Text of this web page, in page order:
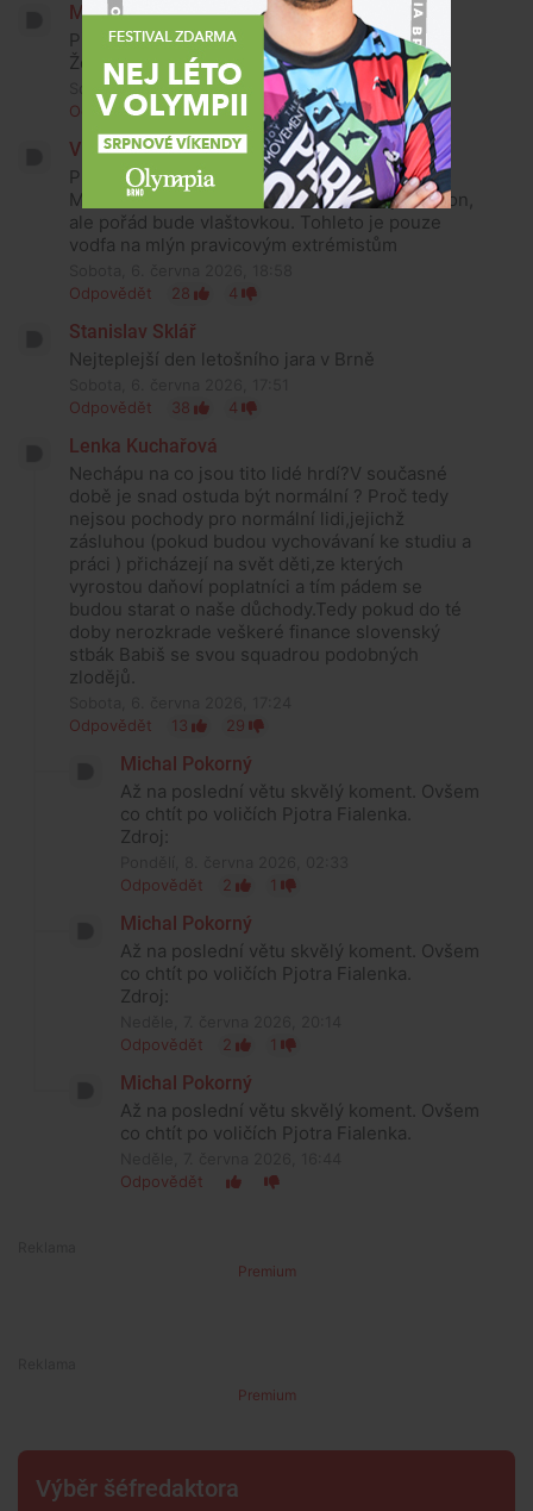
Michal Pokorný
Přestávám platit poplatky za psa, protože můj
Žeryk se identifikuje jako kočka.
Sobota, 6. června 2026, 21:56
Odpovědět
31 2
Vladimír Bulka
Proč mají potřebu se pořád zviditelňovat?
Můžete milionkrát říkat o vlaštovce že je to slon,
ale pořád bude vlaštovkou. Tohleto je pouze
vodfa na mlýn pravicovým extrémistům
Odpovědět
28 4
Stanislav Sklář
Nejteplejší den letošního jara v Brně
Odpovědět
38 4
Lenka Kuchařová
Nechápu na co jsou tito lidé hrdí?V současné
době je snad ostuda být normální ? Proč tedy
nejsou pochody pro normální lidi,jejichž
zásluhou (pokud budou vychovávaní ke studiu a
práci ) přicházejí na svět děti,ze kterých
vyrostou daňoví poplatníci a tím pádem se
budou starat o naše důchody.Tedy pokud do té
doby nerozkrade veškeré finance slovenský
stbák Babiš se svou squadrou podobných
zlodějů.
Odpovědět
13 29
Michal Pokorný
Až na poslední větu skvělý koment. Ovšem
co chtít po voličích Pjotra Fialenka.
Zdroj:
Odpovědět
2 1
Michal Pokorný
Až na poslední větu skvělý koment. Ovšem
co chtít po voličích Pjotra Fialenka.
Zdroj:
Odpovědět
2 1
Michal Pokorný
Až na poslední větu skvělý koment. Ovšem
co chtít po voličích Pjotra Fialenka.
Odpovědět
Premium
Premium
Výběr šéfredaktora